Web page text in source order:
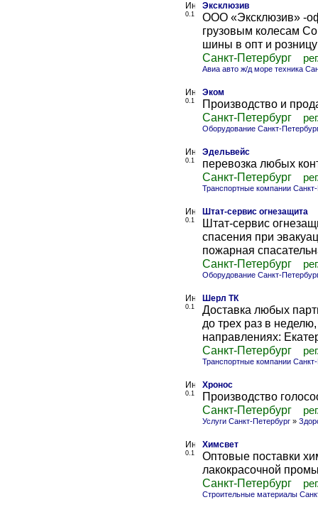
0.1
Эксклюзив
ООО «Эксклюзив» -
грузовым колесам
шины в опт и
Санкт-Петербург
Авиа авто ж/д море техника
0.1
Эком
Производство и
Санкт-Петербург
Оборудование Санкт-
0.1
Эдельвейс
перевозка любых
Санкт-Петербург
Транспортные компании
0.1
Штат-сервис огнезащита
Штат-сервис
спасения при
пожарная
Санкт-Петербург
Оборудование Санкт-
0.1
Шерл ТК
Доставка любых
до трех раз в
направлениях:
Санкт-Петербург
Транспортные компании
0.1
Хронос
Производство
Санкт-Петербург
Услуги Санкт-Петербург »
0.1
Химсвет
Оптовые поставки
лакокрасочной
Санкт-Петербург
Строительные материалы